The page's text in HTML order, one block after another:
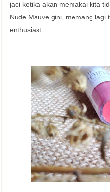
jadi ketika akan memakai kita
Nude Mauve gini, memang lagi
enthusiast.